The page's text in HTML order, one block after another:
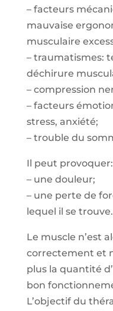
– facteurs
mauvaise
musculaire
– traumatismes:
déchirure
– compression
– facteurs
stress, anxiété;
– trouble du
Il peut provoquer:
– une douleur;
– une perte de
lequel il se trouve.
Le muscle n’est
correctement et
plus la quantité
bon
L’objectif du